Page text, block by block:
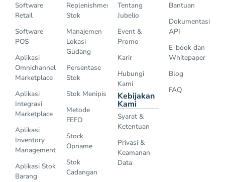
Software
Retail
Software
POS
Aplikasi
Omnichannel
Marketplace
Aplikasi
Integrasi
Marketplace
Aplikasi
Inventory
Management
Aplikasi Stok
Barang
Replenishment
Stok
Manajemen
Lokasi
Gudang
Persentase
Stok
Stok Menipis
Metode
FEFO
Stock
Opname
Stok
Cadangan
Tentang
Jubelio
Event &
Promo
Karir
Hubungi
Kami
Kebijakan
Kami
Syarat &
Ketentuan
Privasi &
Keamanan
Data
Bantuan
Dokumentasi
API
E-book dan
Whitepaper
Blog
FAQ